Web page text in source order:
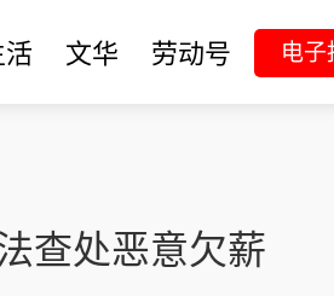
活 文华 劳动号 电子
查处恶意欠薪